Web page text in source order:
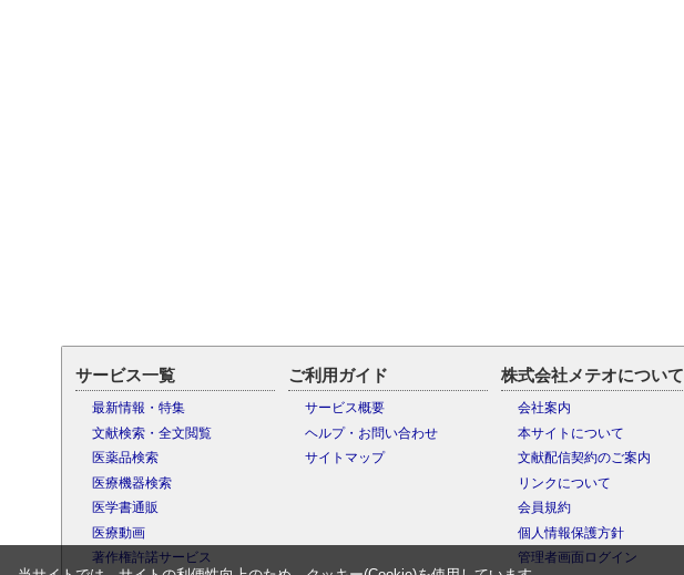
サービス一覧
最新情報・特集
文献検索・全文閲覧
医薬品検索
医療機器検索
医学書通販
医療動画
著作権許諾サービス
ご利用ガイド
サービス概要
ヘルプ・お問い合わせ
サイトマップ
株式会社メテオについて
会社案内
本サイトについて
文献配信契約のご案内
リンクについて
会員規約
個人情報保護方針
管理者画面ログイン